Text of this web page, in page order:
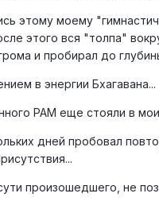
этому моему
этого вся "толпа"
и пробирал до
в энергии Бхагавана...
РАМ еще стояли в
дней пробовал
произошедшего, не